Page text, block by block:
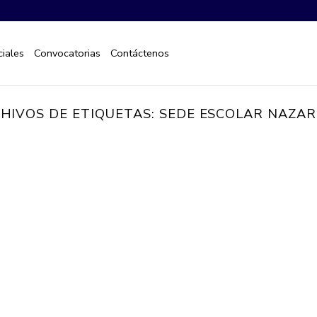
Convocatorias Contáctenos
DE ETIQUETAS: SEDE ESCOLAR